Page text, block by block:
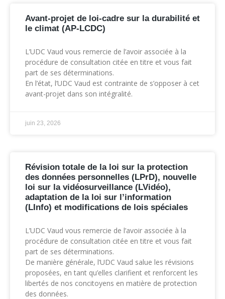
Avant-projet de loi-cadre sur la durabilité et
le climat (AP-LCDC)
L’UDC Vaud vous remercie de l’avoir associée à la
procédure de consultation citée en titre et vous fait
part de ses déterminations.
En l’état, l’UDC Vaud est contrainte de s’opposer à cet
avant-projet dans son intégralité.
juin 23, 2026
Révision totale de la loi sur la protection
des données personnelles (LPrD), nouvelle
loi sur la vidéosurveillance (LVidéo),
adaptation de la loi sur l’information
(LInfo) et modifications de lois spéciales
L’UDC Vaud vous remercie de l’avoir associée à la
procédure de consultation citée en titre et vous fait
part de ses déterminations.
De manière générale, l’UDC Vaud salue les révisions
proposées, en tant qu’elles clarifient et renforcent les
libertés de nos concitoyens en matière de protection
des données.